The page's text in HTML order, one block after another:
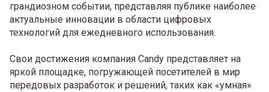
грандиозном событии, представляя публике наиболее
актуальные инновации в области цифровых
технологий для ежедневного использования.
Свои достижения компания Candy представляет на
яркой площадке, погружающей посетителей в мир
передовых разработок и решений, таких как «умная»